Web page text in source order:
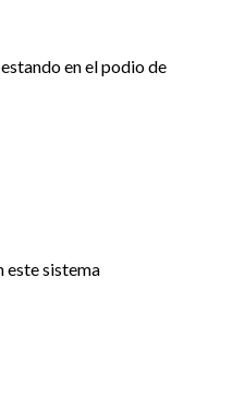
en el podio de
este sistema